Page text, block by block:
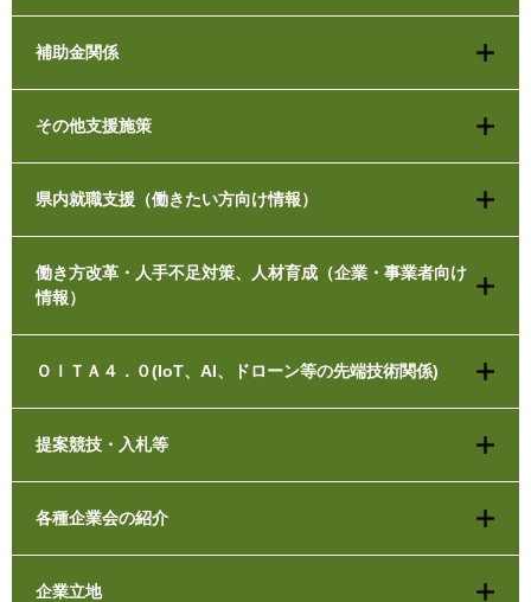
補助金関係
その他支援施策
県内就職支援（働きたい方向け情報）
働き方改革・人手不足対策、人材育成（企業・事業者向け
情報）
ＯＩＴＡ４．０(IoT、AI、ドローン等の先端技術関係)
提案競技・入札等
各種企業会の紹介
企業立地